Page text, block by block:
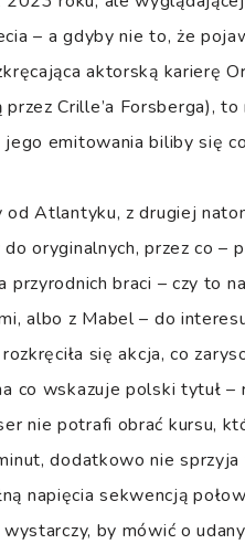
– a gdyby nie to, że
aktorską karierę
Crille’a Forsberga),
emitowania biliby się
Atlantyku, z drugiej
oryginalnych, przez co
przyrodnich braci – czy to
albo z Mabel – do
się akcja, co
co wskazuje polski tytuł –
nie potrafi obrać kursu,
dodatkowo nie sprzyja
napięcia sekwencją
by mówić o